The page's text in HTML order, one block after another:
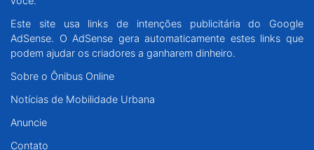
Este site usa links de intenções publicitária do Google
AdSense. O AdSense gera automaticamente estes links que
podem ajudar os criadores a ganharem dinheiro.
Sobre o Ônibus Online
Notícias de Mobilidade Urbana
Anuncie
Contato